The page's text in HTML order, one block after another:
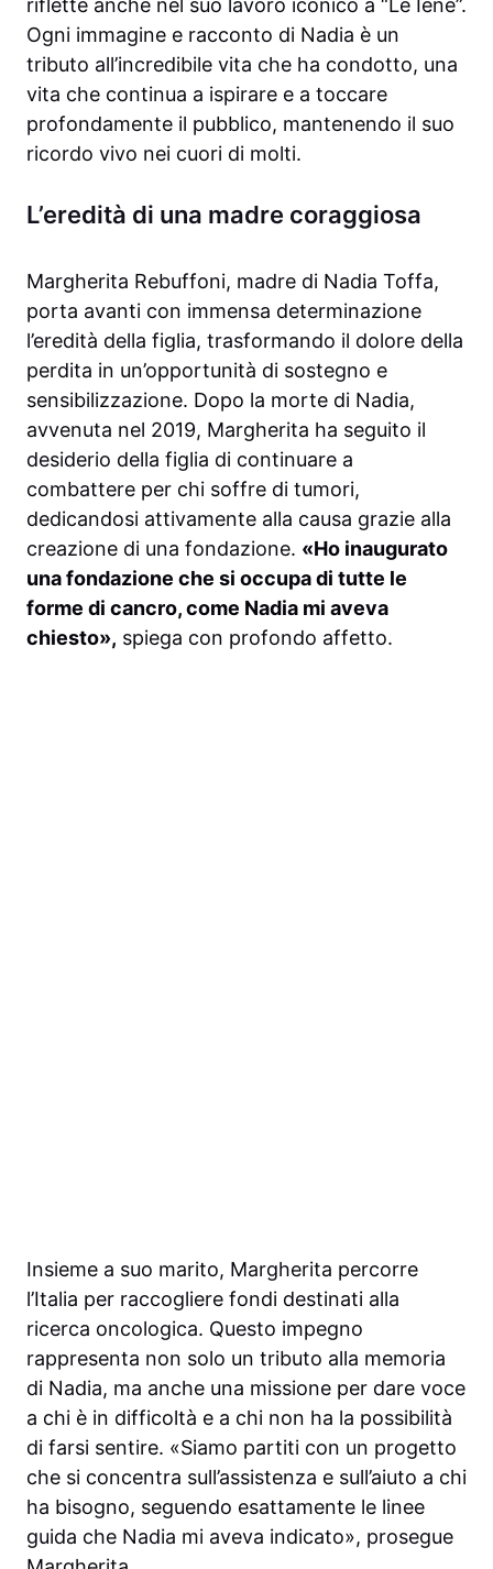
riflette anche nel suo lavoro iconico a “Le Iene”.
Ogni immagine e racconto di Nadia è un
tributo all’incredibile vita che ha condotto, una
vita che continua a ispirare e a toccare
profondamente il pubblico, mantenendo il suo
ricordo vivo nei cuori di molti.
L’eredità di una madre coraggiosa
Margherita Rebuffoni, madre di Nadia Toffa,
porta avanti con immensa determinazione
l’eredità della figlia, trasformando il dolore della
perdita in un’opportunità di sostegno e
sensibilizzazione. Dopo la morte di Nadia,
avvenuta nel 2019, Margherita ha seguito il
desiderio della figlia di continuare a
combattere per chi soffre di tumori,
dedicandosi attivamente alla causa grazie alla
creazione di una fondazione. «Ho inaugurato
una fondazione che si occupa di tutte le
forme di cancro, come Nadia mi aveva
chiesto», spiega con profondo affetto.
Insieme a suo marito, Margherita percorre
l’Italia per raccogliere fondi destinati alla
ricerca oncologica. Questo impegno
rappresenta non solo un tributo alla memoria
di Nadia, ma anche una missione per dare voce
a chi è in difficoltà e a chi non ha la possibilità
di farsi sentire. «Siamo partiti con un progetto
che si concentra sull’assistenza e sull’aiuto a chi
ha bisogno, seguendo esattamente le linee
guida che Nadia mi aveva indicato», prosegue